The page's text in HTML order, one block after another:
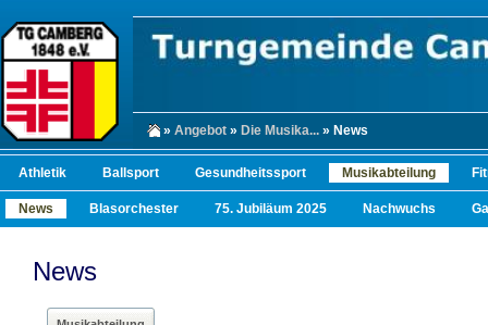
» Angebot » Die Musika... » News
Athletik Ballsport Gesundheitssport Musikabteilung
News Blasorchester 75. Jubiläum 2025 Nachwuchs
News